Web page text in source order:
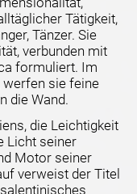
Tätigkeit,
Tänzer. Sie
verbunden mit
formuliert. Im
werfen sie feine
die Wand.
die Leichtigkeit
Licht seiner
Motor seiner
verweist der Titel